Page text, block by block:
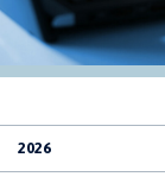
2026